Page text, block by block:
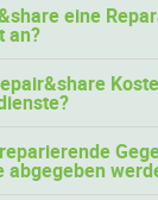
eine
an?
abgegeben